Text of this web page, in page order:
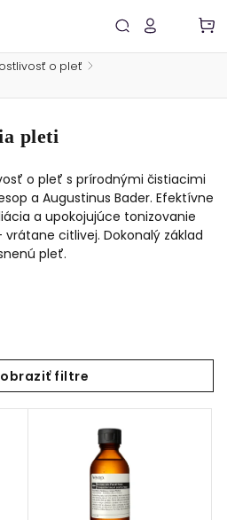
o pleť /
pleti
o pleť s prírodnými čistiacimi
a Augustinus Bader. Efektívne
a upokojujúce tonizovanie
citlivej. Dokonalý základ
pleť.